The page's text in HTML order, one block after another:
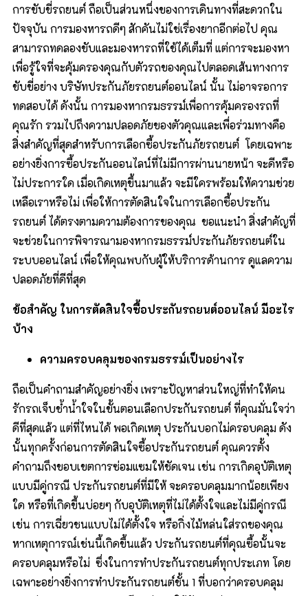
การขับขี่รถยนต์ ถือเป็นส่วนหนึ่งของการเดินทางที่สะดวกใน
ปัจจุบัน การมองหารถดีๆ สักคันไม่ใช่เรื่องยากอีกต่อไป คุณ
สามารถทดลองขับและมองหารถที่ใช้ได้เต็มที่ แต่การจะมองหา
เพื่อรู้ใจที่จะคุ้มครองคุณกับตัวรถของคุณไปตลอดเส้นทางการ
ขับขี่อย่าง บริษัทประกันภัยรถยนต์ออนไลน์ นั้น ไม่อาจรอการ
ทดสอบได้ ดังนั้น การมองหากรมธรรม์เพื่อการคุ้มครองรถที่
คุณรัก รวมไปถึงความปลอดภัยของตัวคุณและเพื่อร่วมทางคือ
สิ่งสำคัญที่สุดสำหรับการเลือกซื้อประกันภัยรถยนต์ โดยเฉพาะ
อย่างยิ่งการซื้อประกันออนไลน์ที่ไม่มีการผ่านนายหน้า จะดีหรือ
ไม่ประการใด เมื่อเกิดเหตุขึ้นมาแล้ว จะมีใครพร้อมให้ความช่วย
เหลือเราหรือไม่ เพื่อให้การตัดสินใจในการเลือกซื้อประกัน
รถยนต์ ได้ตรงตามความต้องการของคุณ ขอแนะนำ สิ่งสำคัญที่
จะช่วยในการพิจารณามองหากรมธรรม์ประกันภัยรถยนต์ใน
ระบบออนไลน์ เพื่อให้คุณพบกับผู้ให้บริการด้านการ ดูแลความ
ปลอดภัยที่ดีที่สุด
ข้อสำคัญ ในการตัดสินใจซื้อประกันรถยนต์ออนไลน์ มีอะไร
บ้าง
ความครอบคลุมของกรมธรรม์เป็นอย่างไร
ถือเป็นคำถามสำคัญอย่างยิ่ง เพราะปัญหาส่วนใหญ่ที่ทำให้คน
รักรถเจ็บช้ำน้ำใจในขั้นตอนเลือกประกันรถยนต์ ที่คุณมั่นใจว่า
ดีที่สุดแล้ว แต่ที่ไหนได้ พอเกิดเหตุ ประกันบอกไม่ครอบคลุม ดัง
นั้นทุกครั้งก่อนการตัดสินใจซื้อประกันรถยนต์ คุณควรตั้ง
คำถามถึงขอบเขตการซ่อมแซมให้ชัดเจน เช่น การเกิดอุบัติเหตุ
แบบมีคู่กรณี ประกันรถยนต์ที่มีให้ จะครอบคลุมมากน้อยเพียง
ใด หรือที่เกิดขึ้นบ่อยๆ กับอุบัติเหตุที่ไม่ได้ตั้งใจและไม่มีคู่กรณี
เช่น การเฉี่ยวชนแบบไม่ได้ตั้งใจ หรือกิ่งไม้หล่นใส่รถของคุณ
หากเหตุการณ์เช่นนี้เกิดขึ้นแล้ว ประกันรถยนต์ที่คุณซื้อนั้นจะ
ครอบคลุมหรือไม่ ซึ่งในการทำประกันรถยนต์ทุกประเภท โดย
เฉพาะอย่างยิ่งการทำประกันรถยนต์ชั้น 1 ที่บอกว่าครอบคลุม